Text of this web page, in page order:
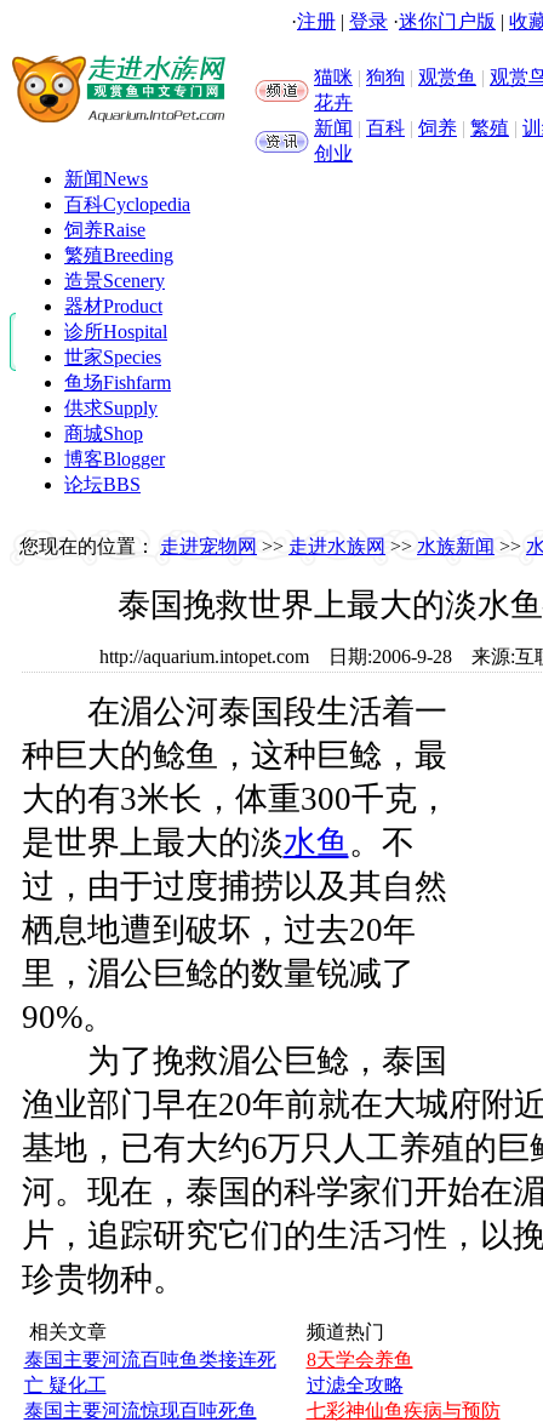
·注册 | 登录 ·迷你门户版 | 收
猫咪 | 狗狗 | 观赏鱼 | 观赏
花卉
新闻 | 百科 | 饲养 | 繁殖 |
创业
新闻News
百科Cyclopedia
饲养Raise
繁殖Breeding
造景Scenery
器材Product
诊所Hospital
世家Species
鱼场Fishfarm
供求Supply
商城Shop
博客Blogger
论坛BBS
您现在的位置： 走进宠物网 >> 走进水族网 >> 水族新闻 >>
泰国挽救世界上最大的淡水
http://aquarium.intopet.com 日期:2006-9-28 来源
在湄公河泰国段生活着一
种巨大的鲶鱼，这种巨鲶，最
大的有3米长，体重300千克，
是世界上最大的淡水鱼 。不
过，由于过度捕捞以及其自然
栖息地遭到破坏，过去20年
里，湄公巨鲶的数量锐减了
90%。
为了挽救湄公巨鲶，泰国
渔业部门早在20年前就在大城府附
基地，已有大约6万只人工养殖的巨
河。现在，泰国的科学家们开始在
片，追踪研究它们的生活习性，以
珍贵物种。
相关文章
泰国主要河流百吨鱼类接连死
亡 疑化工
泰国主要河流惊现百吨死鱼
频道热门
8天学会养鱼
过滤全攻略
七彩神仙鱼疾病与预防